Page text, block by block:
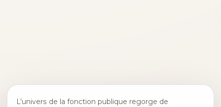
L’univers de la fonction publique regorge de